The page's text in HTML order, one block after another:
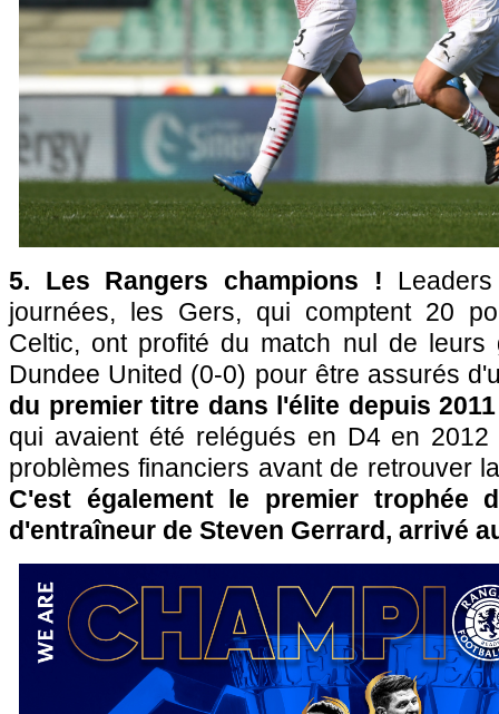
5. Les Rangers champions !
journées, les Gers, qui comptent 20
Celtic, ont profité du match nul de leurs
Dundee United (0-0) pour être assurés
du premier titre dans l'élite depuis 2011
qui avaient été relégués en D4 en
problèmes financiers avant de retrouver
C'est également le premier trophée
d'entraîneur de Steven Gerrard, arrivé